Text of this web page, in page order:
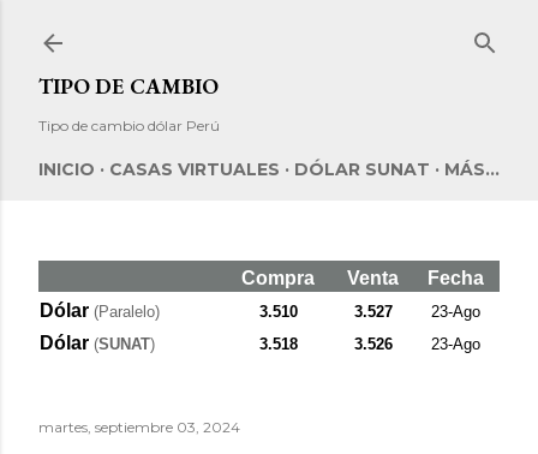
TIPO DE CAMBIO
Tipo de cambio dólar Perú
INICIO CASAS VIRTUALES DÓLAR SUNAT MÁS…
Compra Venta
Fecha
Dólar (Paralelo) 3.510 3.527 23-Ago
Dólar (SUNAT) 3.518 3.526 23-Ago
martes, septiembre 03, 2024